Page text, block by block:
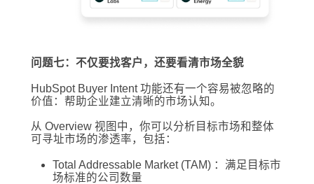
问题七：不仅要找客户，还要看清市场全貌
HubSpot Buyer Intent 功能还有一个容易被忽略的
价值：帮助企业建立清晰的市场认知。
从 Overview 视图中，你可以分析目标市场和整体
可寻址市场的渗透率，包括：
Total Addressable Market (TAM) ：满足目标市
场标准的公司数量